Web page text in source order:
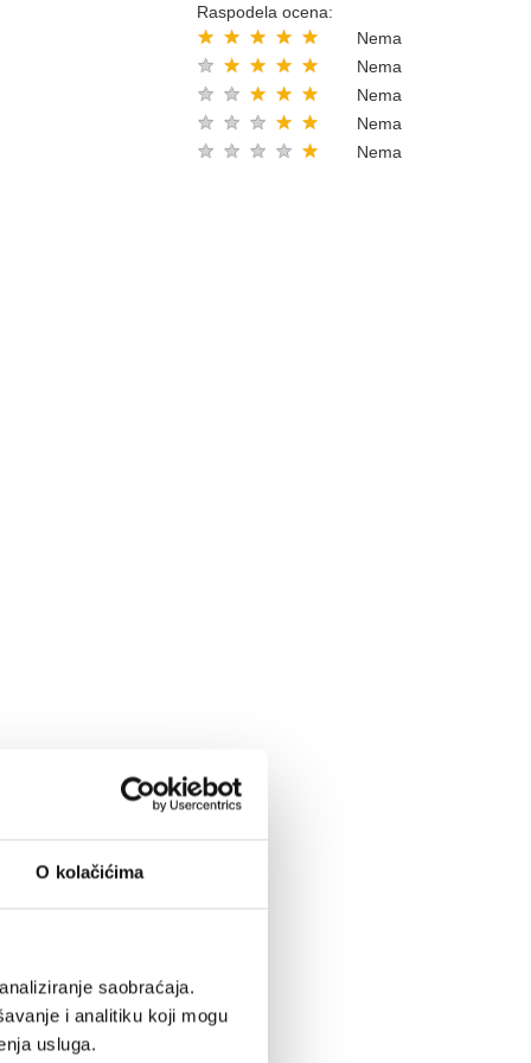
O kolačićima
saobraćaja.
i analitiku koji mogu
usluga.
Raspodela ocena:
★
★
★
★
★ Nema
★
★
★
★
★ Nema
★
★
★
★
★ Nema
★
★
★
★
★ Nema
★
★
★
★
★ Nema